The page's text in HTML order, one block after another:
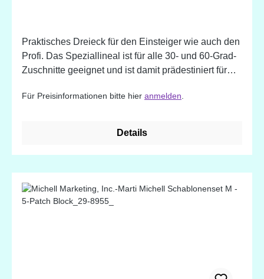
Praktisches Dreieck für den Einsteiger wie auch den
Profi. Das Speziallineal ist für alle 30- und 60-Grad-
Zuschnitte geeignet und ist damit prädestiniert für
gefertigt, ist es eine unverzichtbare Hilfe beim
Rauten, Trapezen oder Hexagonen. Erhältlich ist
Für Preisinformationen bitte hier anmelden
Details